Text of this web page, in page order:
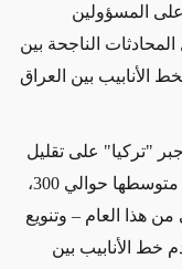
المسؤولين
الناجحة بين
الأنابيب بين العراق
"تركيا" على تقليل
وارداتها من النفط الخام الروسي – التي بلغ متوسطها حوالي 300،
من هذا العام – وتنويع
خط الأنابيب بين